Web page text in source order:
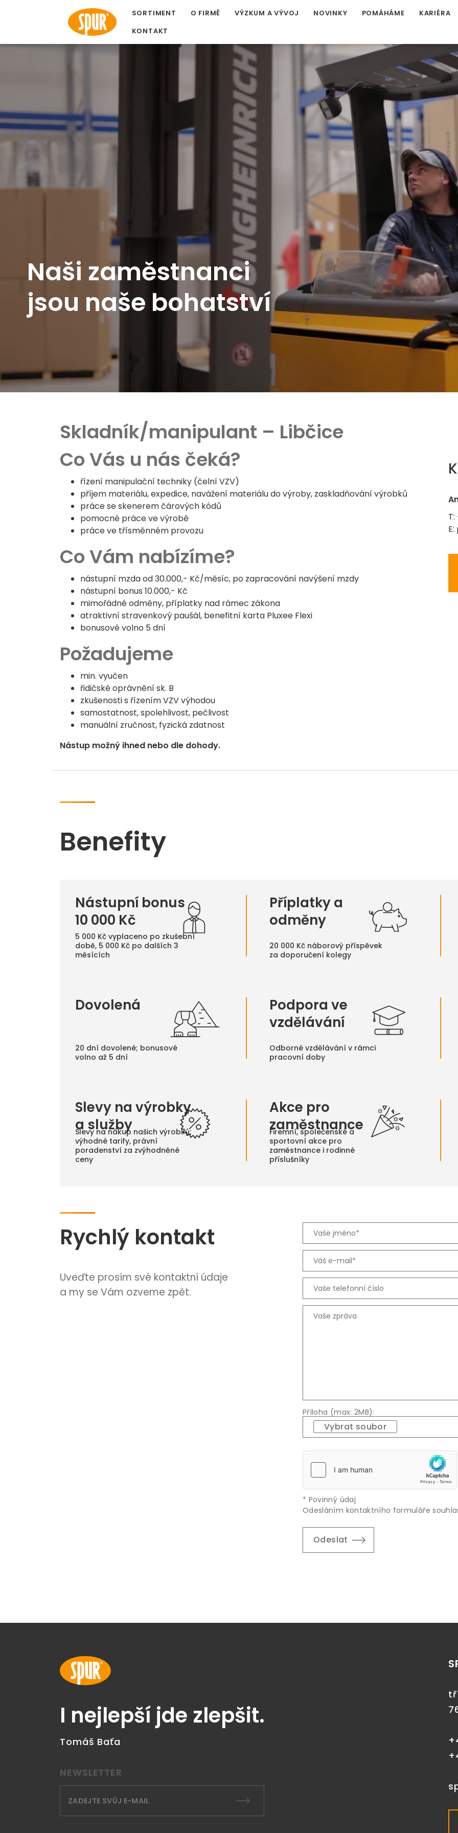
SORTIMENT O FIRMĚ VÝZKUM A VÝVOJ NOVINKY POMÁHÁME KARIÉRA
KONTAKT
Naši zaměstnanci
jsou naše bohatství
Skladník/manipulant – Libčice
Co Vás u nás čeká?
řízení manipulační techniky (čelní VZV)
příjem materiálu, expedice, navážení materiálu do výroby, zaskladňování výrobků
práce se skenerem čárových kódů
pomocné práce ve výrobě
práce ve třísměnném provozu
Co Vám nabízíme?
nástupní mzda od 30.000,- Kč/měsíc, po zapracování navýšení mzdy
nástupní bonus 10.000,- Kč
mimořádné odměny, příplatky nad rámec zákona
atraktivní stravenkový paušál, benefitní karta Pluxee Flexi
bonusové volno 5 dní
Požadujeme
min. vyučen
řidičské oprávnění sk. B
zkušenosti s řízením VZV výhodou
samostatnost, spolehlivost, pečlivost
manuální zručnost, fyzická zdatnost
Nástup možný ihned nebo dle dohody.
Benefity
Nástupní bonus
10 000 Kč
5 000 Kč vyplaceno po zkušební
době, 5 000 Kč po dalších 3
měsících
Příplatky a
odměny
20 000 Kč náborový příspěvek
za doporučení kolegy
Dovolená
20 dní dovolené; bonusové
volno až 5 dní
Podpora ve
vzdělávání
Odborné vzdělávání v rámci
pracovní doby
Slevy na výrobky
a služby
Slevy na nákup našich výrobků;
výhodné tarify, právní
poradenství za zvýhodněné
ceny
Akce pro
zaměstnance
Firemní, společenské a
sportovní akce pro
zaměstnance i rodinné
příslušníky
Rychlý kontakt
Uveďte prosím své kontaktní údaje
a my se Vám ozveme zpět.
Příloha (max: 2MB):
Vybrat soubor
* Povinný údaj
Odesláním kontaktního formuláře
I nejlepší jde zlepšit.
Tomáš Baťa
NEWSLETTER